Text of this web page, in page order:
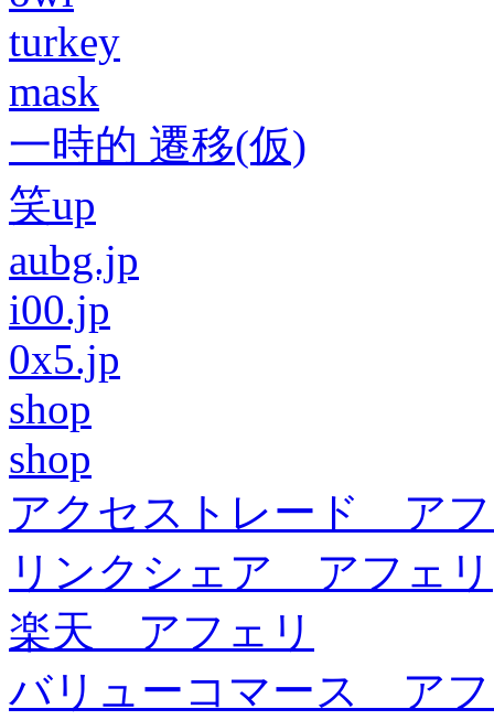
turkey
mask
一時的 遷移(仮)
笑up
aubg.jp
i00.jp
0x5.jp
shop
shop
アクセストレード ア
リンクシェア アフェリ
楽天 アフェリ
バリューコマース ア